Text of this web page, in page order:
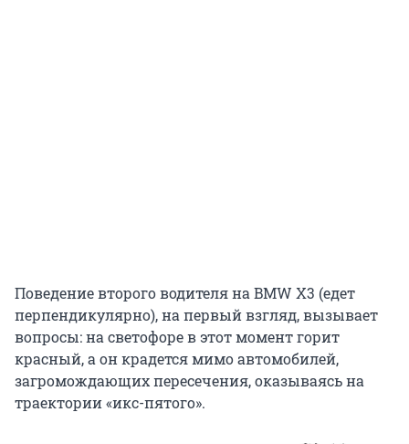
Поведение второго водителя на BMW X3 (едет
перпендикулярно), на первый взгляд, вызывает
вопросы: на светофоре в этот момент горит
красный, а он крадется мимо автомобилей,
загромождающих пересечения, оказываясь на
траектории «икс-пятого».